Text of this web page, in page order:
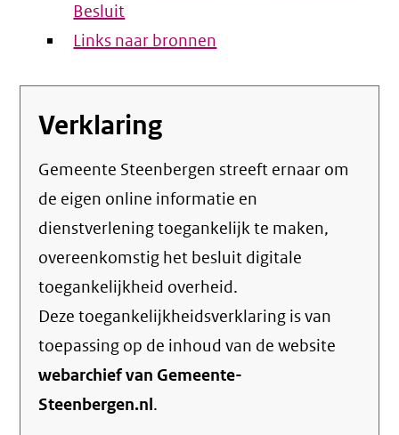
Besluit
Links naar bronnen
Verklaring
Gemeente Steenbergen streeft ernaar om
de eigen online informatie en
dienstverlening toegankelijk te maken,
overeenkomstig het besluit digitale
toegankelijkheid overheid.
Deze toegankelijkheidsverklaring is van
toepassing op de inhoud van de website
webarchief van Gemeente-
Steenbergen.nl.